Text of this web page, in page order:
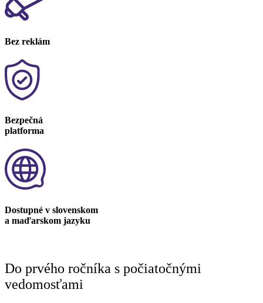
Bez reklám
Bezpečná
platforma
Dostupné v slovenskom
a maďarskom jazyku
Do prvého ročníka s počiatočnými
vedomosťami